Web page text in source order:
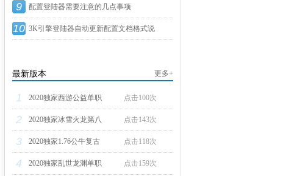
9 配置登陆器需要注意的几点事项
10 3K引擎登陆器自动更新配置文档格式说
最新版本 更多+
1 点击100次
2020独家西游公益单职
2 点击143次
2020独家冰雪火龙第八
3 点击118次
2020独家1.76公牛复古
4 点击159次
2020独家乱世龙渊单职